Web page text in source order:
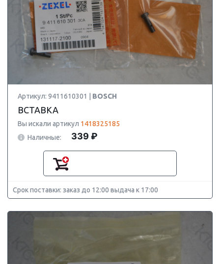
Артикул: 9411610301 | BOSCH
ВСТАВКА
Вы искали артикул 1418325185
Наличные:
339 ₽
Срок поставки: заказ до 12:00 выдача к 17:00